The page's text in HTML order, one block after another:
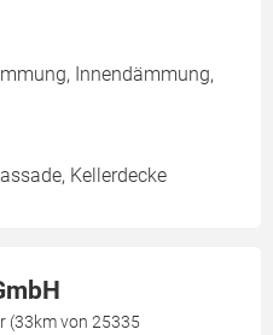
Innendämmung,
Kellerdecke
(33km von 25335